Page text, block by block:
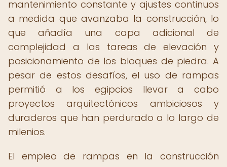
mantenimiento constante y ajustes continuos
a medida que avanzaba la construcción, lo
que añadía una capa adicional de
complejidad a las tareas de elevación y
posicionamiento de los bloques de piedra. A
pesar de estos desafíos, el uso de rampas
permitió a los egipcios llevar a cabo
proyectos arquitectónicos ambiciosos y
duraderos que han perdurado a lo largo de
milenios.
El empleo de rampas en la construcción